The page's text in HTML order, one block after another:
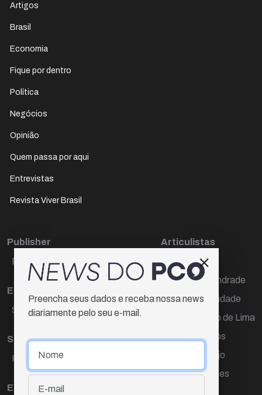
Artigos
Brasil
Economia
Fique por dentro
Política
Negócios
Opinião
Quem passa por aqui
Entrevistas
Revista Viver Brasil
Publisher
Paulo Cesar de Oliveira
Editora Chefe
Sueli Cotta
Sub-editora
Raquel Ayres
Equipe
Articulistas
Décio Freire
Dr Marcos Andrade
Hamilton Trindade
Igor Carvalho de Lima
Mario Campos
Renata Araújo
Wagner Gomes
Preencha seus dados e receba nossa news
diariamente pelo seu e-mail.